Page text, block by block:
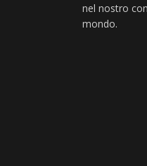
nel nostro
mondo.